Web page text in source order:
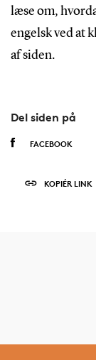
læse om,
engelsk ved at
af siden.
Del siden på
FACEBOOK
KOPIÉR LINK